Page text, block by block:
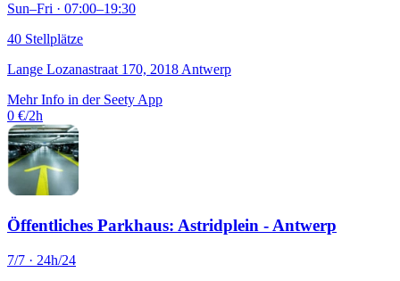
Sun–Fri · 07:00–19:30
40 Stellplätze
Lange Lozanastraat 170, 2018 Antwerp
Mehr Info in der Seety App
0 €/2h
Öffentliches Parkhaus: Astridplein - Antwerp
7/7 · 24h/24